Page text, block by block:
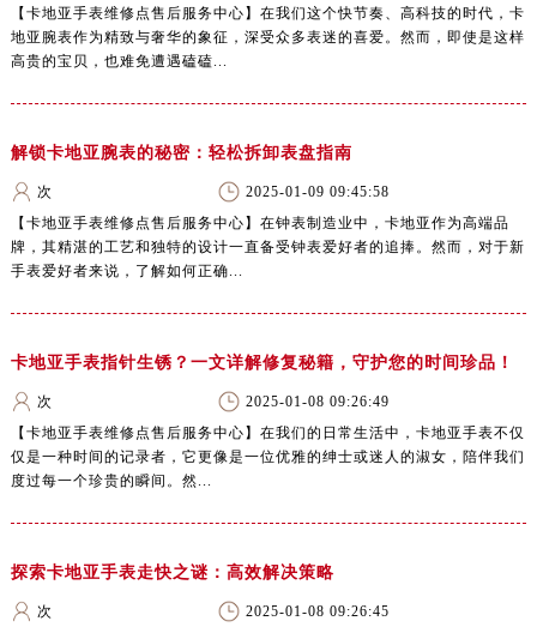
【卡地亚手表维修点售后服务中心】在我们这个快节奏、高科技的时代，卡
地亚腕表作为精致与奢华的象征，深受众多表迷的喜爱。然而，即使是这样
高贵的宝贝，也难免遭遇磕磕...
解锁卡地亚腕表的秘密：轻松拆卸表盘指南
次
2025-01-09 09:45:58
【卡地亚手表维修点售后服务中心】在钟表制造业中，卡地亚作为高端品
牌，其精湛的工艺和独特的设计一直备受钟表爱好者的追捧。然而，对于新
手表爱好者来说，了解如何正确...
卡地亚手表指针生锈？一文详解修复秘籍，守护您的时间珍品！
次
2025-01-08 09:26:49
【卡地亚手表维修点售后服务中心】在我们的日常生活中，卡地亚手表不仅
仅是一种时间的记录者，它更像是一位优雅的绅士或迷人的淑女，陪伴我们
度过每一个珍贵的瞬间。然...
探索卡地亚手表走快之谜：高效解决策略
次
2025-01-08 09:26:45